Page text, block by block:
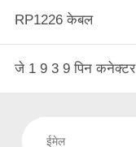
RP1226 केबल
जे 1 9 3 9 पिन कनेक्टर